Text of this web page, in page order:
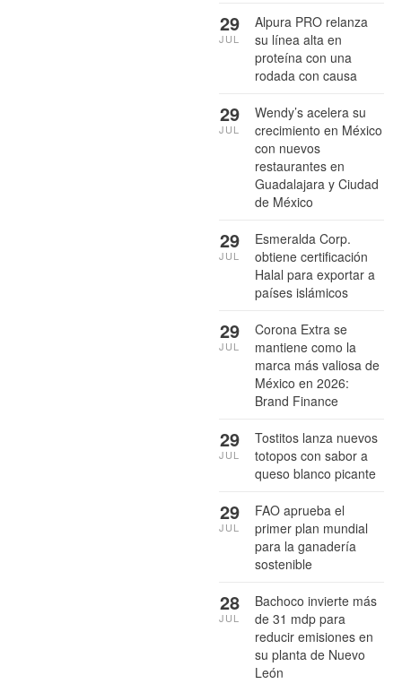
Alpura PRO relanza
su línea alta en
proteína con una
rodada con causa
29
JUL
Wendy’s acelera su
crecimiento en México
con nuevos
restaurantes en
Guadalajara y Ciudad
de México
29
JUL
Esmeralda Corp.
obtiene certificación
Halal para exportar a
países islámicos
29
JUL
Corona Extra se
mantiene como la
marca más valiosa de
México en 2026:
Brand Finance
29
JUL
Tostitos lanza nuevos
totopos con sabor a
queso blanco picante
29
JUL
FAO aprueba el
primer plan mundial
para la ganadería
sostenible
29
JUL
Bachoco invierte más
de 31 mdp para
reducir emisiones en
su planta de Nuevo
León
28
JUL